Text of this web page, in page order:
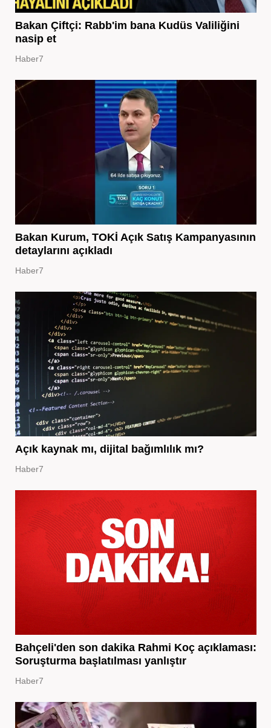
Bakan Çiftçi: Rabb'im bana Kudüs Valiliğini
nasip et
Haber7
Bakan Kurum, TOKİ Açık Satış Kampanyasının
detaylarını açıkladı
Haber7
Açık kaynak mı, dijital bağımlılık mı?
Haber7
Bahçeli'den son dakika Rahmi Koç açıklaması:
Soruşturma başlatılması yanlıştır
Haber7